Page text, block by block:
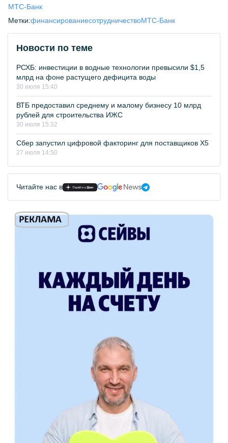
МТС-Банк
Метки:финансированиесотрудничествоМТС-Банк
Новости по теме
РСХБ: инвестиции в водные технологии превысили $1,5
млрд на фоне растущего дефицита воды
30 июля 15:40
ВТБ предоставил среднему и малому бизнесу 10 млрд
рублей для строительства ИЖС
30 июля 15:32
Сбер запустил цифровой факторинг для поставщиков Х5
27 июля 14:50
Читайте нас в